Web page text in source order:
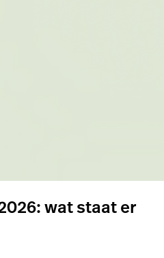
wat staat er